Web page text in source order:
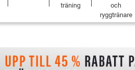
träning
och
ryggtränare